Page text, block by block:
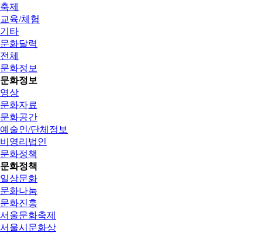
축제
교육/체험
기타
문화달력
전체
문화정보
문화정보
영상
문화자료
문화공간
예술인/단체정보
비영리법인
문화정책
문화정책
일상문화
문화나눔
문화진흥
서울문화축제
서울시문화상